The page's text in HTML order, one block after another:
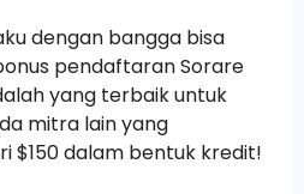
dengan bangga bisa
pendaftaran Sorare
yang terbaik untuk
mitra lain yang
$150 dalam bentuk kredit!